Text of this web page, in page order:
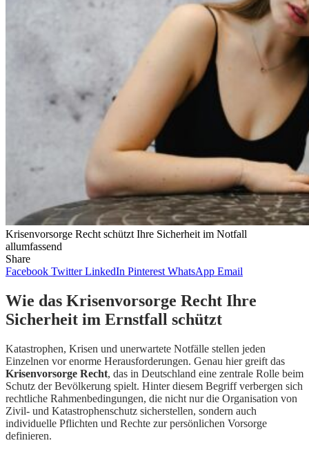
Krisenvorsorge Recht schützt Ihre Sicherheit im Notfall
allumfassend
Share
Facebook Twitter LinkedIn Pinterest WhatsApp Email
Wie das Krisenvorsorge Recht Ihre
Sicherheit im Ernstfall schützt
Katastrophen, Krisen und unerwartete Notfälle stellen jeden
Einzelnen vor enorme Herausforderungen. Genau hier greift das
Krisenvorsorge Recht, das in Deutschland eine zentrale Rolle beim
Schutz der Bevölkerung spielt. Hinter diesem Begriff verbergen sich
rechtliche Rahmenbedingungen, die nicht nur die Organisation von
Zivil- und Katastrophenschutz sicherstellen, sondern auch
individuelle Pflichten und Rechte zur persönlichen Vorsorge
definieren.